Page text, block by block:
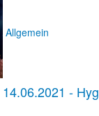
Allgemein
-